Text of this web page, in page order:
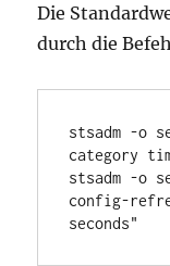
Die
durch die
stsadm -o
category
stsadm -o
config-
seconds"